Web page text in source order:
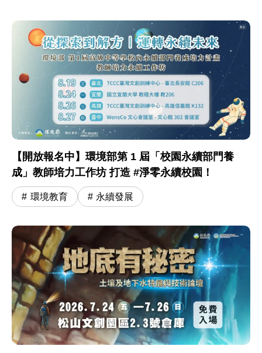
【開放報名中】環境部第 1 屆「校園永續部門養
成」教師培力工作坊 打造 #淨零永續校園！
環境教育 永續發展